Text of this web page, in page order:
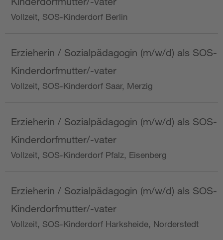
Vollzeit, SOS-Kinderdorf Berlin
Erzieherin / Sozialpädagogin (m/w/d) als SOS-
Kinderdorfmutter/-vater
Vollzeit, SOS-Kinderdorf Saar, Merzig
Erzieherin / Sozialpädagogin (m/w/d) als SOS-
Kinderdorfmutter/-vater
Vollzeit, SOS-Kinderdorf Pfalz, Eisenberg
Erzieherin / Sozialpädagogin (m/w/d) als SOS-
Kinderdorfmutter/-vater
Vollzeit, SOS-Kinderdorf Harksheide, Norderstedt